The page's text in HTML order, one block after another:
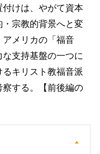
付けは、やがて資本
宗教的背景へと変
メリカの「福音
支持基盤の一つに
るキリスト教福音派
する。【前後編の